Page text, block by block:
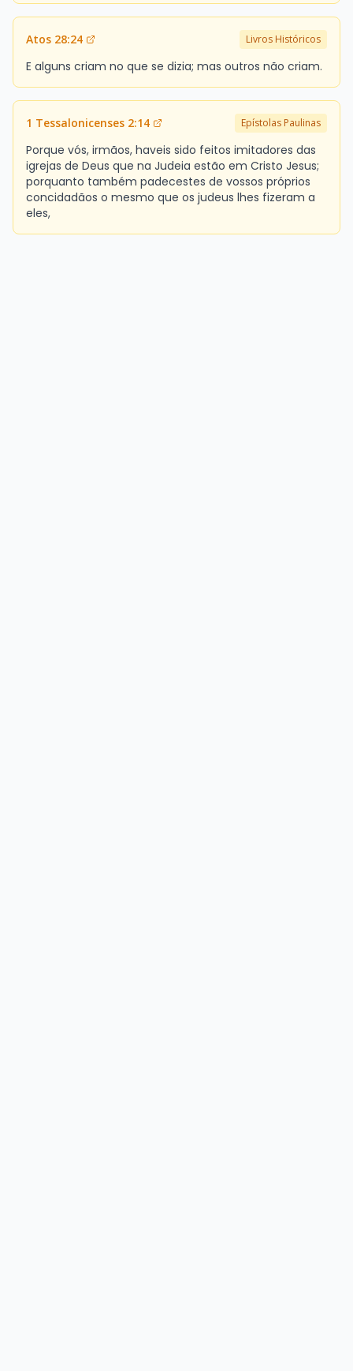
Atos 28:24 Livros Históricos
E alguns criam no que se dizia; mas outros não criam.
1 Tessalonicenses 2:14 Epístolas Paulinas
Porque vós, irmãos, haveis sido feitos imitadores das
igrejas de Deus que na Judeia estão em Cristo Jesus;
porquanto também padecestes de vossos próprios
concidadãos o mesmo que os judeus lhes fizeram a
eles,